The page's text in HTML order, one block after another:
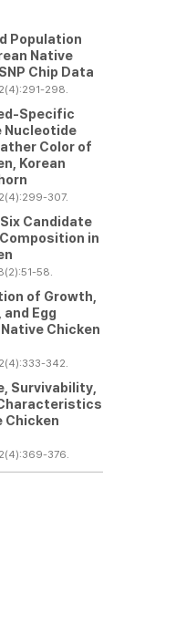
Population
Native
Chip Data
298.
Specific
Nucleotide
Color of
Korean
307.
Candidate
in
58.
of Growth,
Egg
Chicken
342.
Survivability,
Chicken
376.